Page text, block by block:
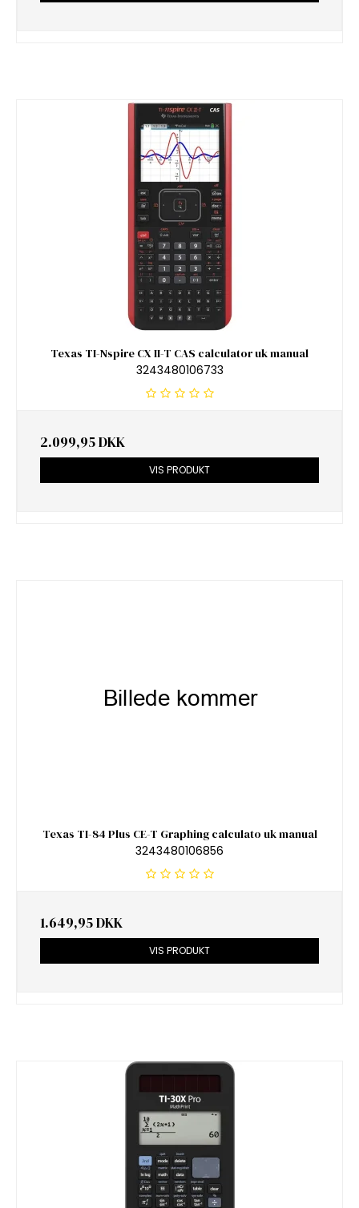
Texas TI-Nspire CX II-T CAS calculator uk manual
3243480106733
2.099,95 DKK
VIS PRODUKT
Texas TI-84 Plus CE-T Graphing calculato uk manual
3243480106856
1.649,95 DKK
VIS PRODUKT